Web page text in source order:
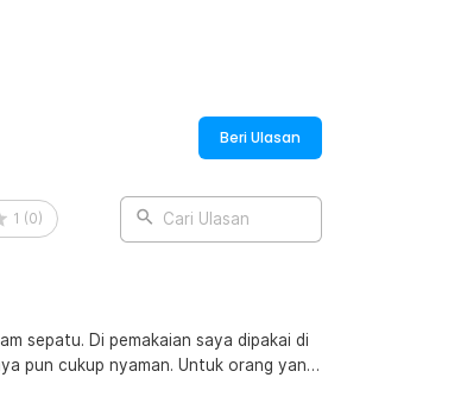
Beri Ulasan
1 (0) Cari Ulasan
sepatu. Di pemakaian saya dipakai di
pun cukup nyaman. Untuk orang yang